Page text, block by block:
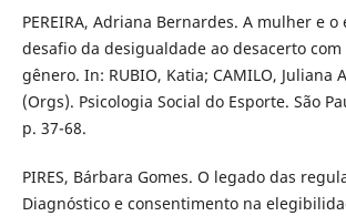
PEREIRA, Adriana Bernardes. A mulher e
desafio da desigualdade ao desacerto
gênero. In: RUBIO, Katia; CAMILO, Juliana
(Orgs). Psicologia Social do Esporte. São
p. 37-68.
PIRES, Bárbara Gomes. O legado das
Diagnóstico e consentimento na